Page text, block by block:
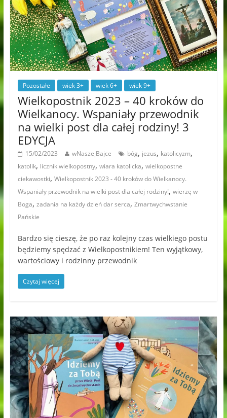
Pozostałe wiek 3+ wiek 6+ wiek 9+
Wielkopostnik 2023 – 40 kroków do
Wielkanocy. Wspaniały przewodnik
na wielki post dla całej rodziny! 3
EDYCJA
15/02/2023 wNaszejBajce bóg, jezus, katolicyzm,
katolik, licznik wielkopostny, wiara katolicka, wielkopostne
ciekawostki, Wielkopostnik 2023 - 40 kroków do Wielkanocy.
Wspaniały przewodnik na wielki post dla całej rodziny!, wierzę w
Boga, zadania na każdy dzień dar serca, Zmartwychwstanie
Pańskie
Bardzo się cieszę, że po raz kolejny czas wielkiego postu
będziemy spędzać z Wielkopostnikiem! Ten wyjątkowy,
wartościowy i rodzinny przewodnik
Czytaj więcej